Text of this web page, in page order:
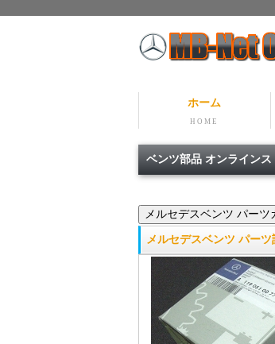
ホーム
HOME
ベンツ部品 オンラインス
メルセデスベンツ パーツ